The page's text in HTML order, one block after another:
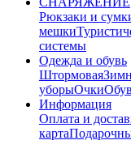
Рюкзаки и
мешки
системы
Одежда и обувь
Штормовая
уборыОчки
Информация
Оплата и
карта